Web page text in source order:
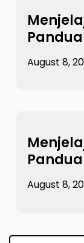
August 8,
August 8,